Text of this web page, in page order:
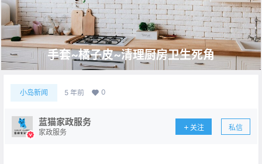
手套~橘子皮~清理厨房卫生死角
小岛新闻 5 年前 0
蓝猫家政服务
家政服务
关注 私信